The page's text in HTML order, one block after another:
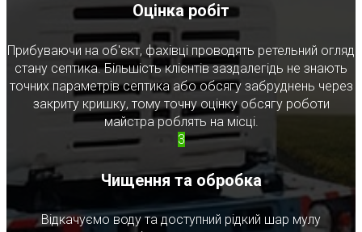
Оцінка робіт
Прибуваючи на об'єкт, фахівці проводять ретельний огляд
стану септика. Більшість клієнтів заздалегідь не знають
точних параметрів септика або обсягу забруднень через
закриту кришку, тому точну оцінку обсягу роботи
майстра роблять на місці.
3
Чищення та обробка
Відкачуємо воду та доступний рідкий шар мулу